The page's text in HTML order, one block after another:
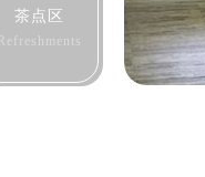
茶点区
Refreshments